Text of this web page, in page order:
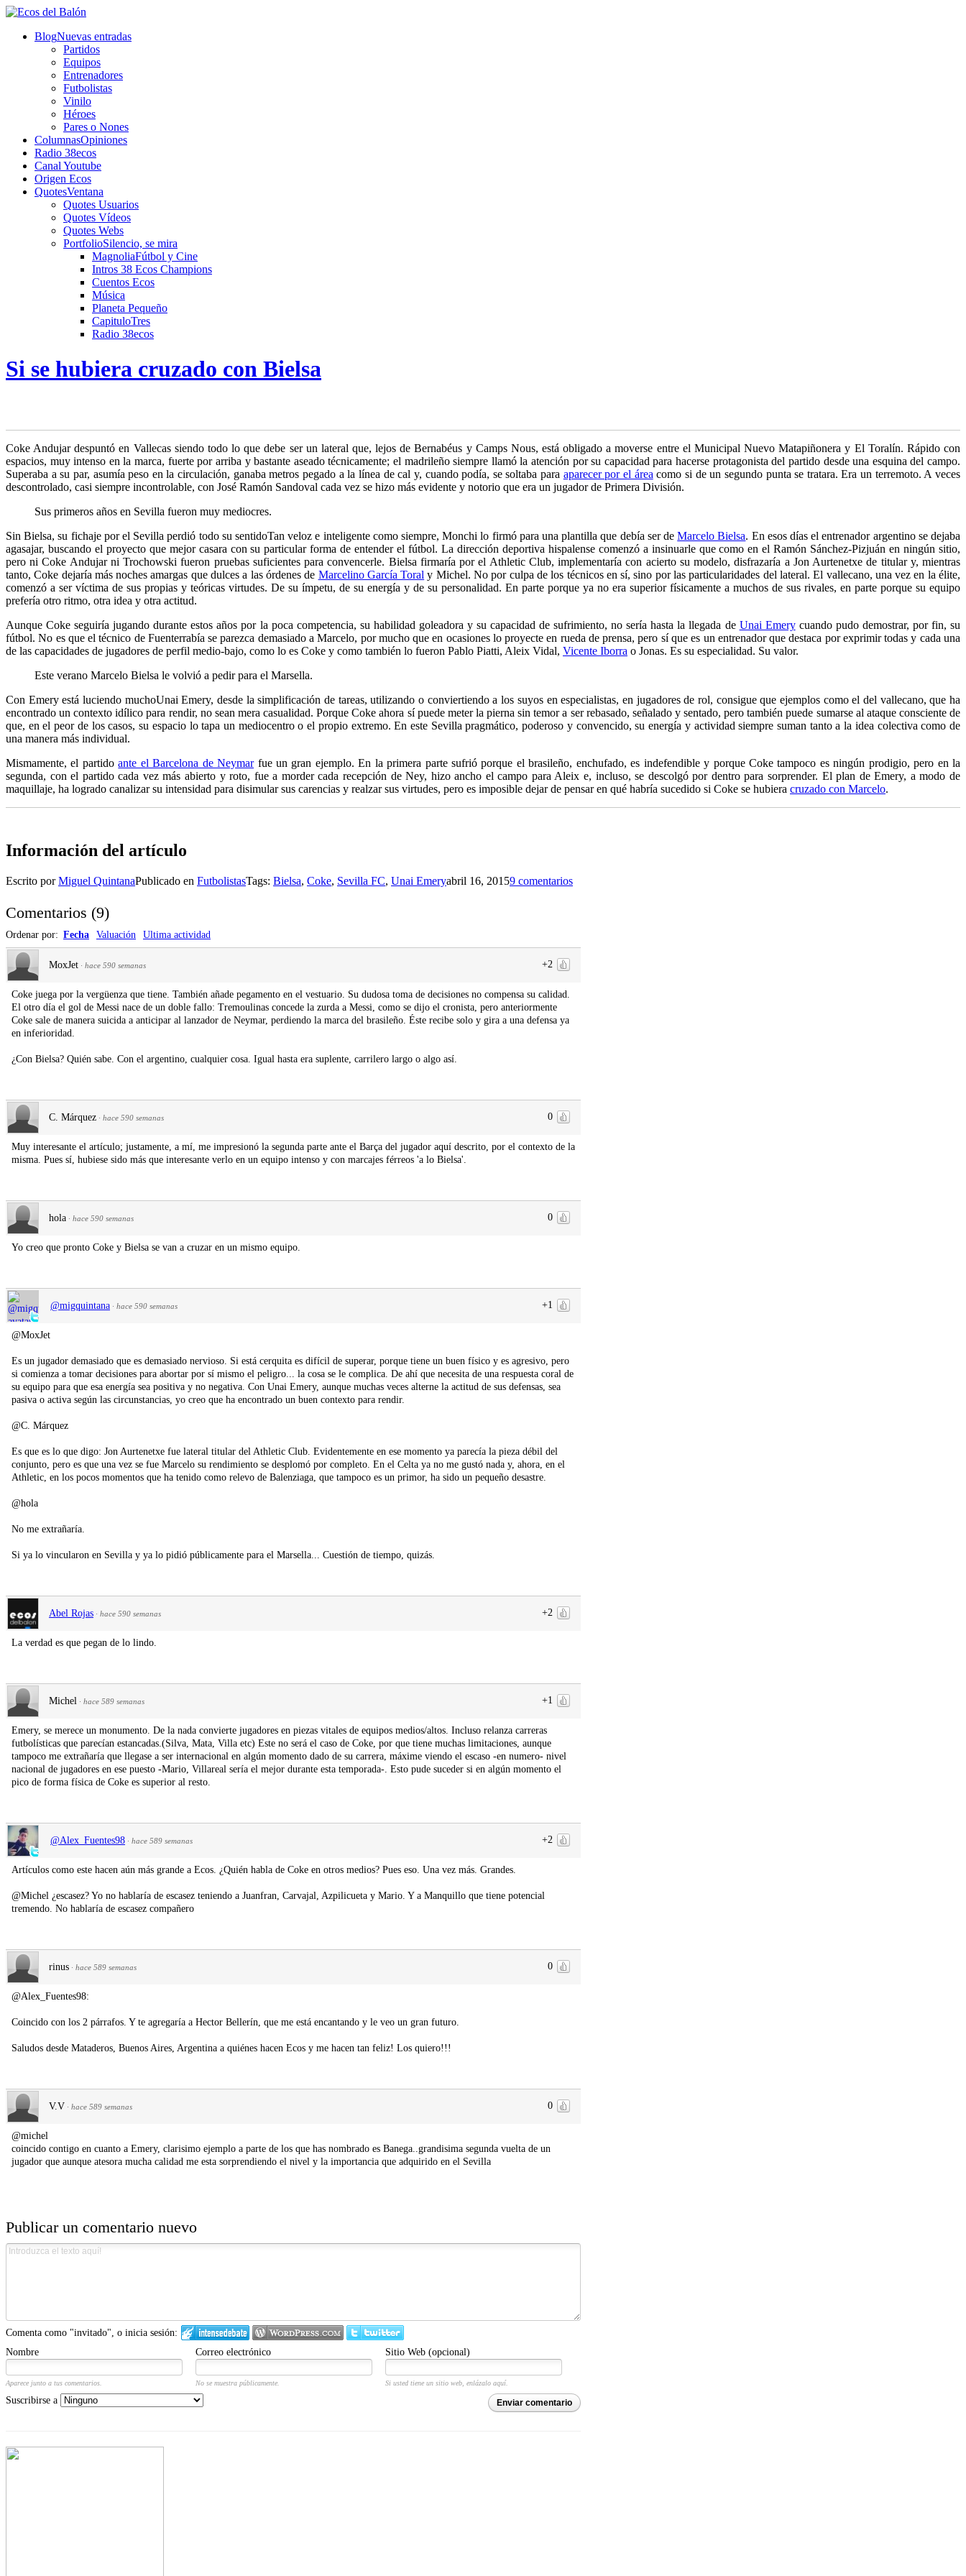
BlogNuevas entradas
Partidos
Equipos
Entrenadores
Futbolistas
Vinilo
Héroes
Pares o Nones
ColumnasOpiniones
Radio 38ecos
Canal Youtube
Origen Ecos
QuotesVentana
Quotes Usuarios
Quotes Vídeos
Quotes Webs
PortfolioSilencio, se mira
MagnoliaFútbol y Cine
Intros 38 Ecos Champions
Cuentos Ecos
Música
Planeta Pequeño
CapituloTres
Radio 38ecos
Si se hubiera cruzado con Bielsa
Coke Andujar despuntó en Vallecas siendo todo lo que debe ser un lateral que, lejos de Bernabéus y Camps Nous, está obligado a moverse entre el Municipal Nuevo Matapiñonera y El Toralín. Rápido con
espacios, muy intenso en la marca, fuerte por arriba y bastante aseado técnicamente; el madrileño siempre llamó la atención por su capacidad para hacerse protagonista del partido desde una esquina del campo.
Superaba a su par, asumía peso en la circulación, ganaba metros pegado a la línea de cal y, cuando podía, se soltaba para aparecer por el área como si de un segundo punta se tratara. Era un terremoto. A veces
descontrolado, casi siempre incontrolable, con José Ramón Sandoval cada vez se hizo más evidente y notorio que era un jugador de Primera División.
Sus primeros años en Sevilla fueron muy mediocres.
Sin Bielsa, su fichaje por el Sevilla perdió todo su sentidoTan veloz e inteligente como siempre, Monchi lo firmó para una plantilla que debía ser deMarcelo Bielsa. En esos días el entrenador argentino se dejaba
agasajar, buscando el proyecto que mejor casara con su particular forma de entender el fútbol. La dirección deportiva hispalense comenzó a insinuarle que como en el Ramón Sánchez-Pizjuán en ningún sitio,
pero ni Coke Andujar ni Trochowski fueron pruebas suficientes para convencerle. Bielsa firmaría por el Athletic Club, implementaría con acierto su modelo, disfrazaría a Jon Aurtenetxe de titular y, mientras
tanto, Coke dejaría más noches amargas que dulces a las órdenes de Marcelino García Toral y Michel. No por culpa de los técnicos en sí, sino por las particularidades del lateral. El vallecano, una vez en la élite,
comenzó a ser víctima de sus propias y teóricas virtudes. De su ímpetu, de su energía y de su personalidad. En parte porque ya no era superior físicamente a muchos de sus rivales, en parte porque su equipo
prefería otro ritmo, otra idea y otra actitud.
Aunque Coke seguiría jugando durante estos años por la poca competencia, su habilidad goleadora y su capacidad de sufrimiento, no sería hasta la llegada de Unai Emerycuando pudo demostrar, por fin, su
fútbol. No es que el técnico de Fuenterrabía se parezca demasiado a Marcelo, por mucho que en ocasiones lo proyecte en rueda de prensa, pero sí que es un entrenador que destaca por exprimir todas y cada una
de las capacidades de jugadores de perfil medio-bajo, como lo es Coke y como también lo fueron Pablo Piatti, Aleix Vidal, Vicente Iborra o Jonas. Es su especialidad. Su valor.
Este verano Marcelo Bielsa le volvió a pedir para el Marsella.
Con Emery está luciendo muchoUnai Emery, desde la simplificación de tareas, utilizando o conviertiendo a los suyos en especialistas, en jugadores de rol, consigue que ejemplos como el del vallecano, que ha
encontrado un contexto idílico para rendir, no sean mera casualidad. Porque Coke ahora sí puede meter la pierna sin temor a ser rebasado, señalado y sentado, pero también puede sumarse al ataque consciente de
que, en el peor de los casos, su espacio lo tapa un mediocentro o el propio extremo. En este Sevilla pragmático, poderoso y convencido, su energía y actividad siempre suman tanto a la idea colectiva como de
una manera más individual.
Mismamente, el partidoante el Barcelona de Neymarfue un gran ejemplo. En la primera parte sufrió porque el brasileño, enchufado, es indefendible y porque Coke tampoco es ningún prodigio, pero en la
segunda, con el partido cada vez más abierto y roto, fue a morder cada recepción de Ney, hizo ancho el campo para Aleix e, incluso, se descolgó por dentro para sorprender. El plan de Emery, a modo de
maquillaje, ha logrado canalizar su intensidad para disimular sus carencias y realzar sus virtudes, pero es imposible dejar de pensar en qué habría sucedido si Coke se hubiera cruzado con Marcelo.
Información del artículo
Escrito porMiguel QuintanaPublicado en FutbolistasTags: Bielsa, Coke, Sevilla FC, Unai Emeryabril 16, 20159 comentarios
Comentarios (9)
Ordenar por: Fecha Valuación Ultima actividad
+2
MoxJet · hace 590 semanas
Coke juega por la vergüenza que tiene. También añade pegamento en el vestuario. Su dudosa toma de decisiones no compensa su calidad.
El otro día el gol de Messi nace de un doble fallo: Tremoulinas concede la zurda a Messi, como se dijo el cronista, pero anteriormente
Coke sale de manera suicida a anticipar al lanzador de Neymar, perdiendo la marca del brasileño. Éste recibe solo y gira a una defensa ya
en inferioridad.
¿Con Bielsa? Quién sabe. Con el argentino, cualquier cosa. Igual hasta era suplente, carrilero largo o algo así.
0
C. Márquez · hace 590 semanas
Muy interesante el artículo; justamente, a mí, me impresionó la segunda parte ante el Barça del jugador aquí descrito, por el contexto de la
misma. Pues sí, hubiese sido más que interesante verlo en un equipo intenso y con marcajes férreos 'a lo Bielsa'.
0
hola · hace 590 semanas
Yo creo que pronto Coke y Bielsa se van a cruzar en un mismo equipo.
+1
@migquintana · hace 590 semanas
@MoxJet
Es un jugador demasiado que es demasiado nervioso. Si está cerquita es difícil de superar, porque tiene un buen físico y es agresivo, pero
si comienza a tomar decisiones para abortar por sí mismo el peligro... la cosa se le complica. De ahí que necesita de una respuesta coral de
su equipo para que esa energía sea positiva y no negativa. Con Unai Emery, aunque muchas veces alterne la actitud de sus defensas, sea
pasiva o activa según las circunstancias, yo creo que ha encontrado un buen contexto para rendir.
@C. Márquez
Es que es lo que digo: Jon Aurtenetxe fue lateral titular del Athletic Club. Evidentemente en ese momento ya parecía la pieza débil del
conjunto, pero es que una vez se fue Marcelo su rendimiento se desplomó por completo. En el Celta ya no me gustó nada y, ahora, en el
Athletic, en los pocos momentos que ha tenido como relevo de Balenziaga, que tampoco es un primor, ha sido un pequeño desastre.
@hola
No me extrañaría.
Si ya lo vincularon en Sevilla y ya lo pidió públicamente para el Marsella... Cuestión de tiempo, quizás.
+2
Abel Rojas · hace 590 semanas
La verdad es que pegan de lo lindo.
+1
Michel · hace 589 semanas
Emery, se merece un monumento. De la nada convierte jugadores en piezas vitales de equipos medios/altos. Incluso relanza carreras
futbolísticas que parecían estancadas.(Silva, Mata, Villa etc) Este no será el caso de Coke, por que tiene muchas limitaciones, aunque
tampoco me extrañaría que llegase a ser internacional en algún momento dado de su carrera, máxime viendo el escaso -en numero- nivel
nacional de jugadores en ese puesto -Mario, Villareal sería el mejor durante esta temporada-. Esto pude suceder si en algún momento el
pico de forma física de Coke es superior al resto.
+2
@Alex_Fuentes98 · hace 589 semanas
Artículos como este hacen aún más grande a Ecos. ¿Quién habla de Coke en otros medios? Pues eso. Una vez más. Grandes.
@Michel ¿escasez? Yo no hablaría de escasez teniendo a Juanfran, Carvajal, Azpilicueta y Mario. Y a Manquillo que tiene potencial
tremendo. No hablaría de escasez compañero
0
rinus · hace 589 semanas
@Alex_Fuentes98:
Coincido con los 2 párrafos. Y te agregaría a Hector Bellerín, que me está encantando y le veo un gran futuro.
Saludos desde Mataderos, Buenos Aires, Argentina a quiénes hacen Ecos y me hacen tan feliz! Los quiero!!!
0
V.V · hace 589 semanas
@michel
coincido contigo en cuanto a Emery, clarisimo ejemplo a parte de los que has nombrado es Banega..grandisima segunda vuelta de un
jugador que aunque atesora mucha calidad me esta sorprendiendo el nivel y la importancia que adquirido en el Sevilla
Publicar un comentario nuevo
Comenta como "invitado", o inicia sesión:
Nombre
Correo electrónico Sitio Web (opcional)
Aparece junto a tus comentarios. No se muestra públicamente. Si usted tiene un sitio web, enlázalo aquí.
Enviar comentario
Suscribirse a